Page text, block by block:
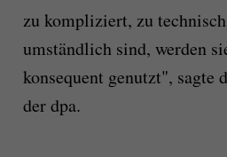
zu kompliziert, zu
umständlich sind, werden
konsequent genutzt", sagte
der dpa.